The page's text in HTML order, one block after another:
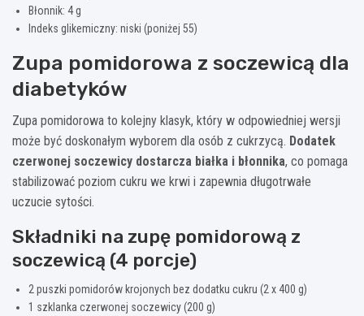
Błonnik: 4 g
Indeks glikemiczny: niski (poniżej 55)
Zupa pomidorowa z soczewicą dla
diabetyków
Zupa pomidorowa to kolejny klasyk, który w odpowiedniej wersji
może być doskonałym wyborem dla osób z cukrzycą. Dodatek
czerwonej soczewicy dostarcza białka i błonnika, co pomaga
stabilizować poziom cukru we krwi i zapewnia długotrwałe
uczucie sytości.
Składniki na zupę pomidorową z
soczewicą (4 porcje)
2 puszki pomidorów krojonych bez dodatku cukru (2 x 400 g)
1 szklanka czerwonej soczewicy (200 g)